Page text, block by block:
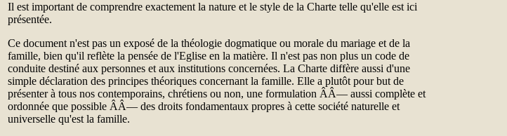
Il est important de comprendre exactement la nature et le style de la Charte telle qu'elle est ici
présentée.
Ce document n'est pas un exposé de la théologie dogmatique ou morale du mariage et de la
famille, bien qu'il reflète la pensée de l'Eglise en la matière. Il n'est pas non plus un code de
conduite destiné aux personnes et aux institutions concernées. La Charte diffère aussi d'une
simple déclaration des principes théoriques concernant la famille. Elle a plutôt pour but de
présenter à tous nos contemporains, chrétiens ou non, une formulation ÂÂ— aussi complète et
ordonnée que possible ÂÂ— des droits fondamentaux propres à cette société naturelle et
universelle qu'est la famille.